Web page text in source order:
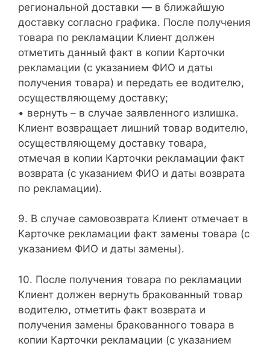
региональной доставки — в ближайшую
доставку согласно графика. После получения
товара по рекламации Клиент должен
отметить данный факт в копии Карточки
рекламации (с указанием ФИО и даты
получения товара) и передать ее водителю,
осуществляющему доставку;
• вернуть – в случае заявленного излишка.
Клиент возвращает лишний товар водителю,
осуществляющему доставку товара,
отмечая в копии Карточки рекламации факт
возврата (с указанием ФИО и даты возврата
по рекламации).
9. В случае самовозврата Клиент отмечает в
Карточке рекламации факт замены товара (с
указанием ФИО и даты замены).
10. После получения товара по рекламации
Клиент должен вернуть бракованный товар
водителю, отметить факт возврата и
получения замены бракованного товара в
копии Карточки рекламации (с указанием